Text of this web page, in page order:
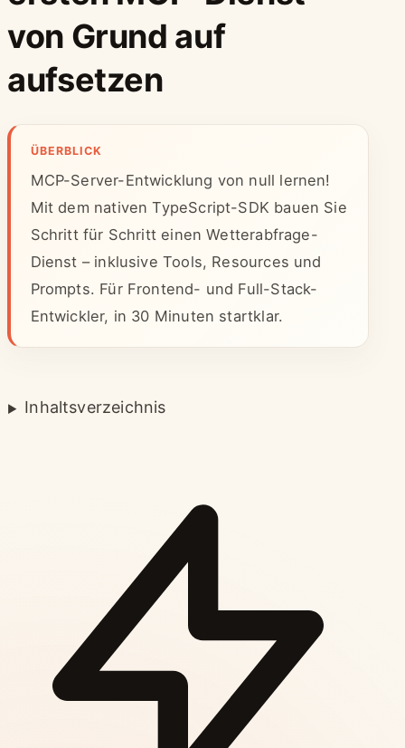
von Grund auf
aufsetzen
ÜBERBLICK
MCP-Server-Entwicklung von null lernen!
Mit dem nativen TypeScript-SDK bauen Sie
Schritt für Schritt einen Wetterabfrage-
Dienst – inklusive Tools, Resources und
Prompts. Für Frontend- und Full-Stack-
Entwickler, in 30 Minuten startklar.
Inhaltsverzeichnis